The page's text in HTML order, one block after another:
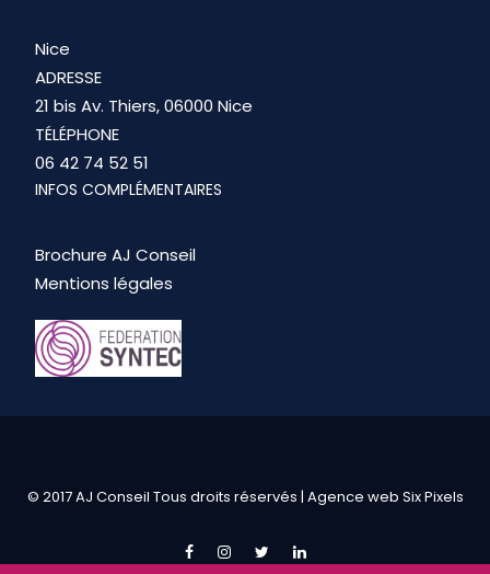
Nice
ADRESSE
21 bis Av. Thiers, 06000 Nice
TÉLÉPHONE
06 42 74 52 51
INFOS COMPLÉMENTAIRES
Brochure AJ Conseil
Mentions légales
© 2017 AJ Conseil Tous droits réservés | Agence web Six Pixels